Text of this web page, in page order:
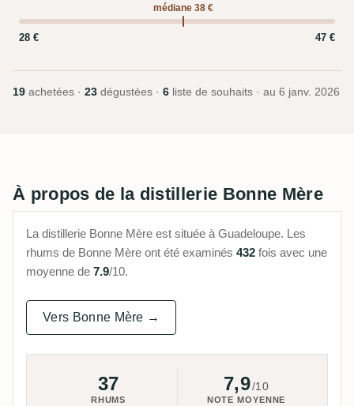
médiane 38 €
28 € 47 €
19 achetées · 23 dégustées · 6 liste de souhaits · au 6 janv. 2026
À propos de la distillerie Bonne Mère
La distillerie Bonne Mère est située à Guadeloupe. Les
rhums de Bonne Mère ont été examinés 432 fois avec une
moyenne de 7.9/10.
Vers Bonne Mère →
37
RHUMS
7,9/10
NOTE MOYENNE